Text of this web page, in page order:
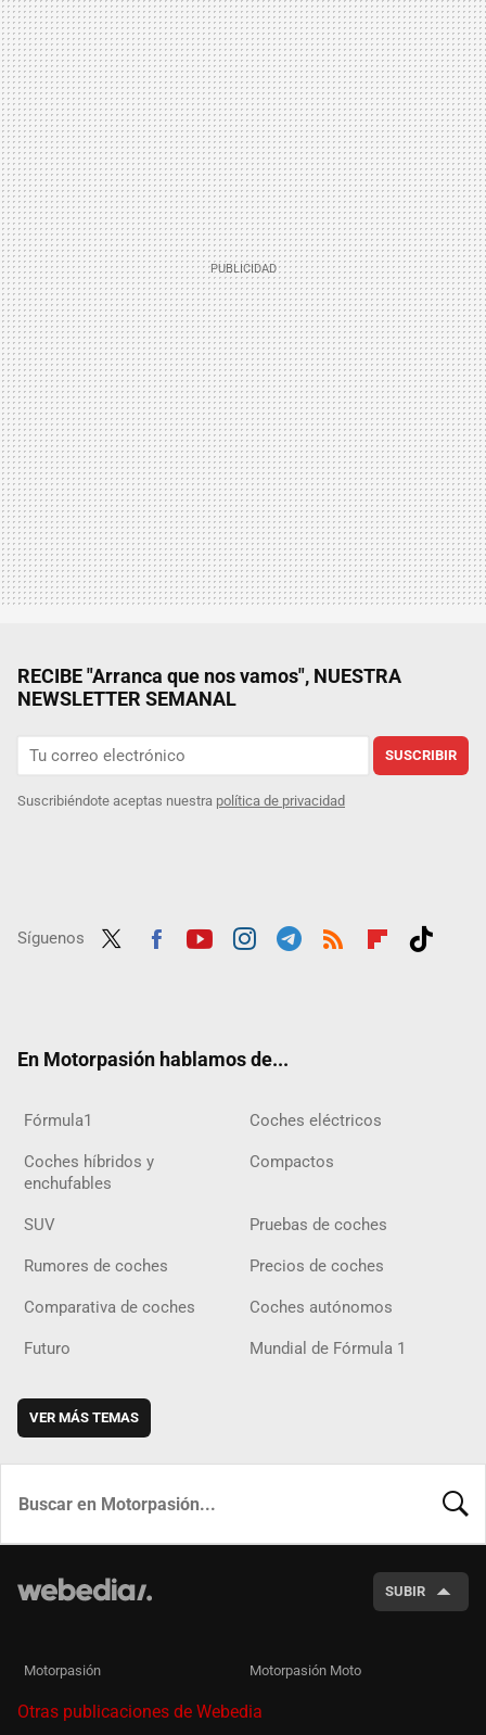
RECIBE "Arranca que nos vamos", NUESTRA
NEWSLETTER SEMANAL
SUSCRIBIR
Suscribiéndote aceptas nuestra política de privacidad
Síguenos
En Motorpasión hablamos de...
Fórmula1 Coches eléctricos
Coches híbridos y
enchufables
Compactos
SUV Pruebas de coches
Rumores de coches Precios de coches
Comparativa de coches Coches autónomos
Futuro Mundial de Fórmula 1
VER MÁS TEMAS
SUBIR
Motorpasión Motorpasión Moto
Otras publicaciones de Webedia